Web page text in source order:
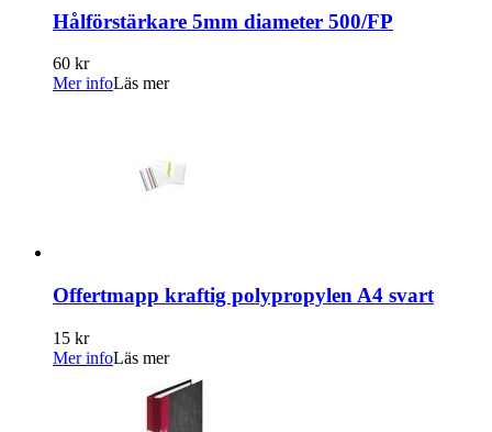
Hålförstärkare 5mm diameter 500/FP
60 kr
Mer infoLäs mer
Offertmapp kraftig polypropylen A4 svart
15 kr
Mer infoLäs mer